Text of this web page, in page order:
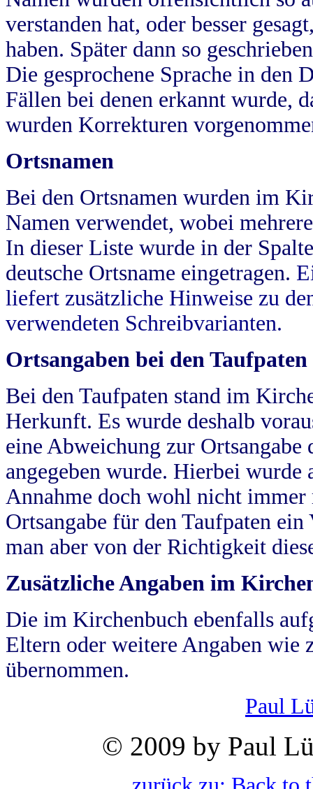
verstanden hat, oder besser
haben. Später dann so
Die gesprochene Sprache in
Fällen bei denen erkannt wurde,
wurden Korrekturen
Ortsnamen
Bei den Ortsnamen wurden im
Namen verwendet, wobei
In dieser Liste wurde in der
deutsche Ortsname eingetragen.
liefert zusätzliche Hinweise zu
verwendeten Schreibvarianten.
Ortsangaben bei den Taufpaten
Bei den Taufpaten stand im
Herkunft. Es wurde deshalb
eine Abweichung zur
angegeben wurde. Hierbei wurde
Annahme doch wohl nicht
Ortsangabe für den Taufpaten
man aber von der Richtigkeit
Zusätzliche Angaben im
Die im Kirchenbuch ebenfalls
Eltern oder weitere Angaben wie
übernommen.
Paul
© 2009 by Paul